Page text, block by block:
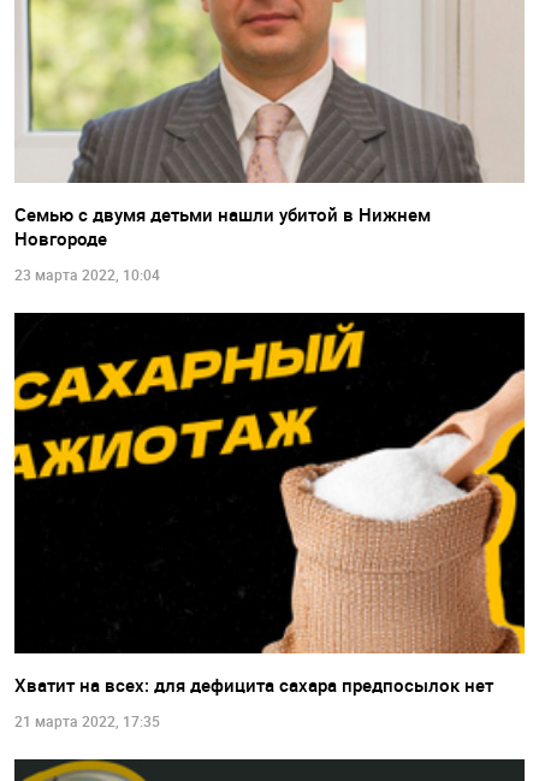
Семью с двумя детьми нашли убитой в Нижнем
Новгороде
23 марта 2022, 10:04
Хватит на всех: для дефицита сахара предпосылок нет
21 марта 2022, 17:35